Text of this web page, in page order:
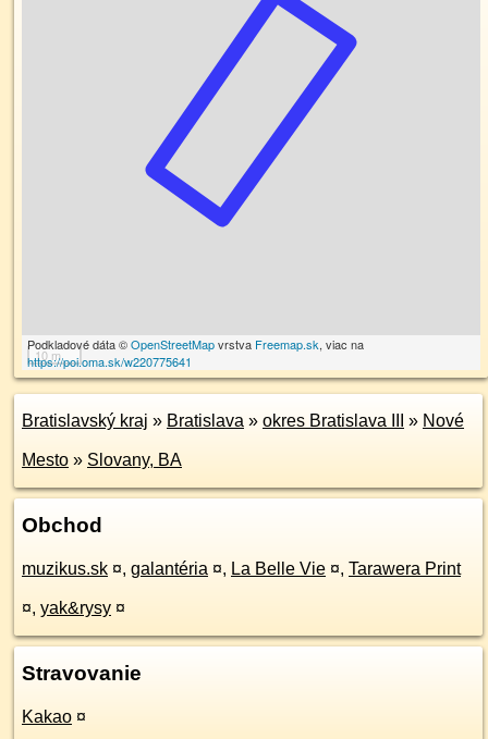
10 m
Podkladové dáta ©OpenStreetMapvrstva Freemap.sk, viac na
https://poi.oma.sk/w220775641
Bratislavský kraj » Bratislava » okres Bratislava III » Nové
Mesto » Slovany, BA
Obchod
muzikus.sk ¤, galantéria ¤, La Belle Vie ¤, Tarawera Print
¤, yak&rysy ¤
Stravovanie
Kakao ¤